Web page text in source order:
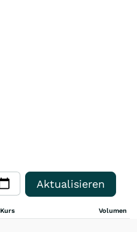
Aktualisieren
Kurs Volumen